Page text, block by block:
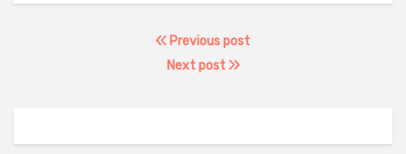
Previous post
Next post